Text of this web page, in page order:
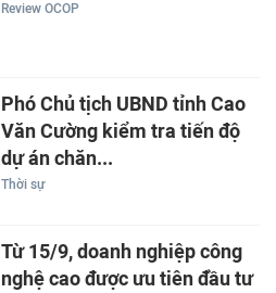
Review OCOP
Phó Chủ tịch UBND tỉnh Cao
Văn Cường kiểm tra tiến độ
dự án chăn...
Thời sự
Từ 15/9, doanh nghiệp công
nghệ cao được ưu tiên đầu tư